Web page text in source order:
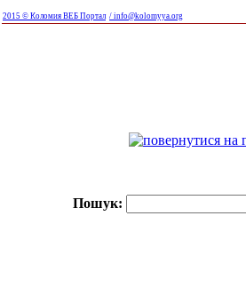
2015 © Коломия ВЕБ Портал / info@kolomyya.org
Пошук: